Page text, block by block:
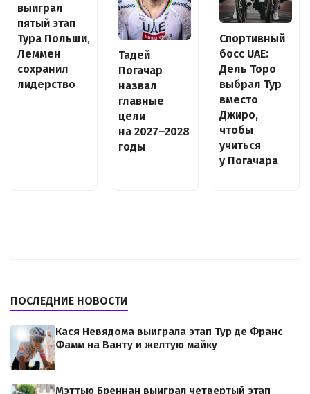
выиграл
пятый этап
Тура Польши,
Леммен
сохранил
лидерство
Тадей
Погачар
назвал
главные
цели
на 2027–2028
годы
Спортивный
босс UAE:
Дель Торо
выбрал Тур
вместо
Джиро,
чтобы
учиться
у Погачара
ПОСЛЕДНИЕ НОВОСТИ
Кася Невядома выиграла этап Тур де Франс
Фамм на Ванту и желтую майку
Мэттью Бреннан выиграл четвертый этап